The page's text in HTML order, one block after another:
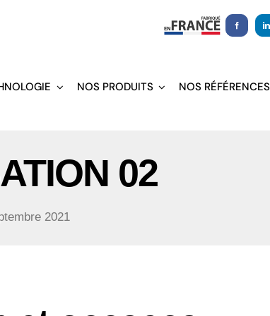
NOS PRODUITS NOS RÉFÉRENCES
02
2021